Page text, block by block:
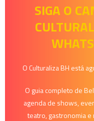
SIGA O
O Culturaliza BH está
O guia completo de
agenda de shows,
teatro, gastronomia